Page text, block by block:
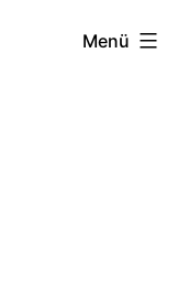
Menü